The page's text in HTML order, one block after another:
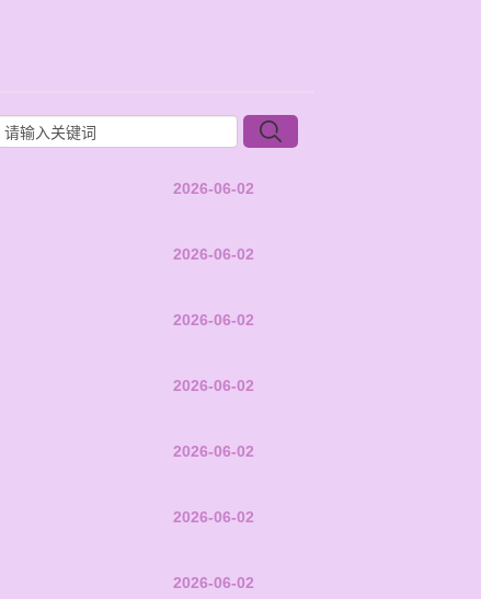
2026-06-02
2026-06-02
2026-06-02
2026-06-02
2026-06-02
2026-06-02
2026-06-02